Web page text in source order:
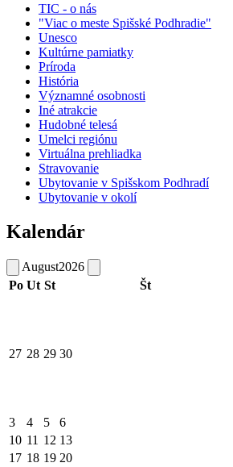
TIC - o nás
"Viac o meste Spišské Podhradie"
Unesco
Kultúrne pamiatky
Príroda
História
Významné osobnosti
Iné atrakcie
Hudobné telesá
Umelci regiónu
Virtuálna prehliadka
Stravovanie
Ubytovanie v Spišskom Podhradí
Ubytovanie v okolí
Kalendár
August2026
Po Ut St Št
27 28 29 30
3 4 5 6
10 11 12 13
17 18 19 20